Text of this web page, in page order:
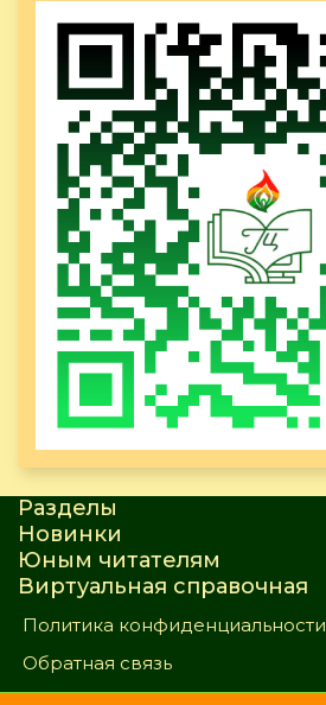
Разделы
Новинки
Юным читателям
Виртуальная справочная
Политика конфиденциальности
Обратная связь